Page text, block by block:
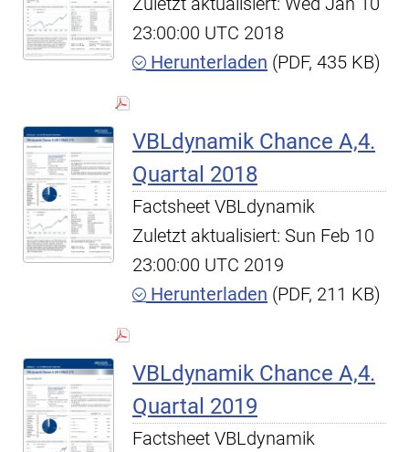
23:00:00 UTC 2018
Herunterladen (PDF, 435 KB)
VBLdynamik Chance A,4.
Quartal 2018
Factsheet VBLdynamik
Zuletzt aktualisiert: Sun Feb 10
23:00:00 UTC 2019
Herunterladen (PDF, 211 KB)
VBLdynamik Chance A,4.
Quartal 2019
Factsheet VBLdynamik